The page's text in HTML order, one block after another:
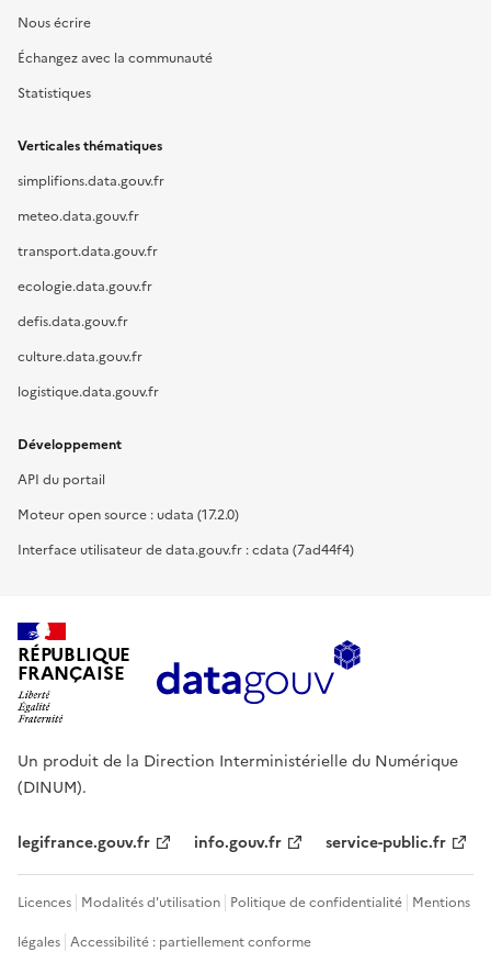
Nous écrire
Échangez avec la communauté
Statistiques
Verticales thématiques
simplifions.data.gouv.fr
meteo.data.gouv.fr
transport.data.gouv.fr
ecologie.data.gouv.fr
defis.data.gouv.fr
culture.data.gouv.fr
logistique.data.gouv.fr
Développement
API du portail
Moteur open source : udata (17.2.0)
Interface utilisateur de data.gouv.fr : cdata (7ad44f4)
RÉPUBLIQUE
FRANÇAISE
Un produit de la Direction Interministérielle du Numérique
(DINUM).
legifrance.gouv.fr info.gouv.fr service-public.fr
Licences Modalités d'utilisation Politique de confidentialité Mentions
légales Accessibilité : partiellement conforme